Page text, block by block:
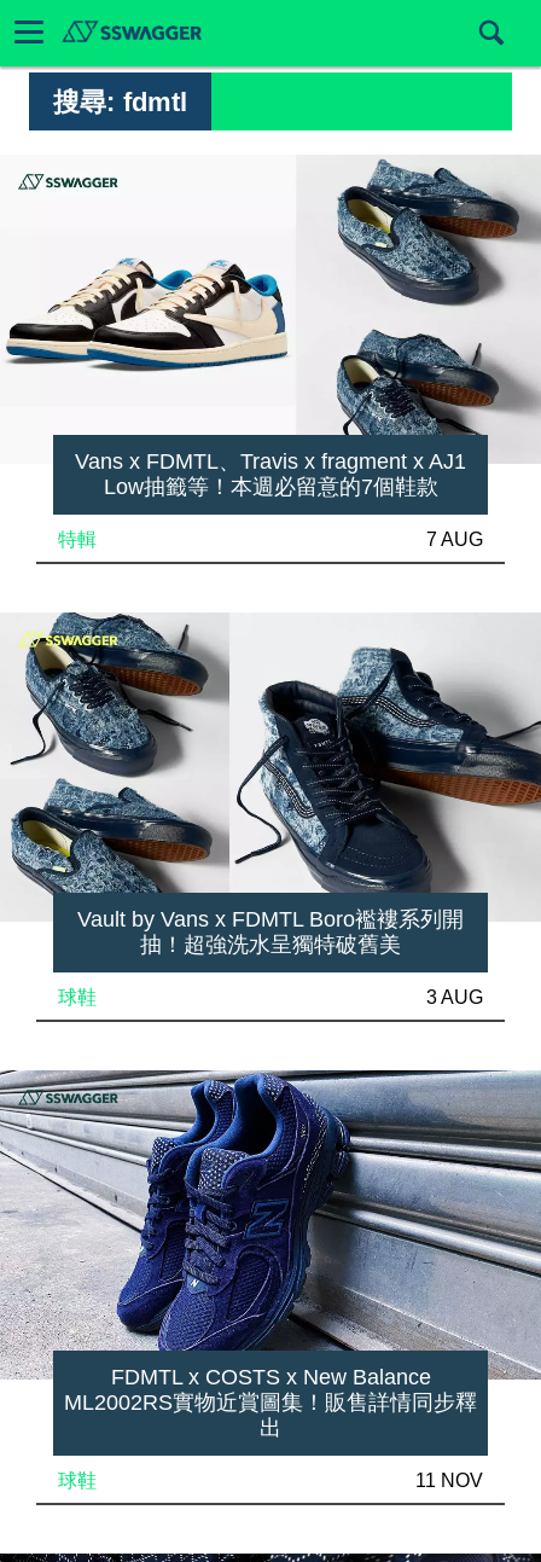
搜尋: fdmtl
Vans x FDMTL、Travis x fragment x AJ1
Low抽籤等！本週必留意的7個鞋款
特輯 7 AUG
Vault by Vans x FDMTL Boro襤褸系列開
抽！超強洗水呈獨特破舊美
球鞋 3 AUG
FDMTL x COSTS x New Balance
ML2002RS實物近賞圖集！販售詳情同步釋
出
球鞋 11 NOV